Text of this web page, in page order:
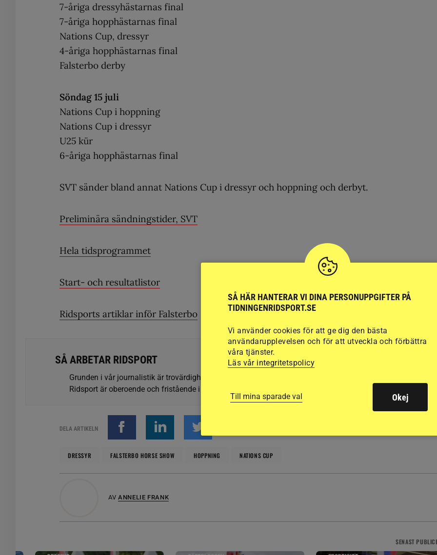
7-åriga dressyhästarnas final
7-åriga hopphästarnas final
Nations Cup, dressyr
4-åriga hopphästarnas final
Falsterbo derby
Söndag 15 juli
Nations Cup i hoppning
Nations Cup i dressyr
U25 kür
6-åriga hopphästarnas final
SVT sänder bland annat Nations Cup i dressyr och hoppning och derbyt.
Preliminära sändningstider, SVT
Hela tidsprogrammet
Start- och resultatlistor
Ridsports artiklar inför Falsterbo
SÅ ARBETAR RIDSPORT
Grunden i vår journalistik är trovärdighet och opartiskhet. Det vi publicerar ska vara sant och relevant.
Ridsport är oberoende och fristående i förhållande till ekonomiska, privata, politiska och andra intressen.
DELA ARTIKELN
DRESSYR FALSTERBO HORSE SHOW HOPPNING NATIONS CUP
AV ANNELIE FRANK
SENAST
SÅ HÄR HANTERAR VI DINA PERSONUPPGIFTER PÅ
TIDNINGENRIDSPORT.SE
Vi använder cookies för att ge dig den bästa
användarupplevelsen och för att utveckla och förbättra
våra tjänster.
Läs vår integritetspolicy
Till mina sparade val Okej